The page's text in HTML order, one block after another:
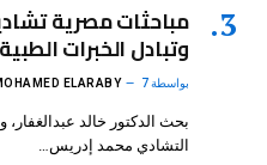
مباحثات مصرية
وتبادل الخبرات الطبية
بواسطة ELARABY 7 أغسطس، 2026
بحث الدكتور خالد
التشادي محمد إدريس…